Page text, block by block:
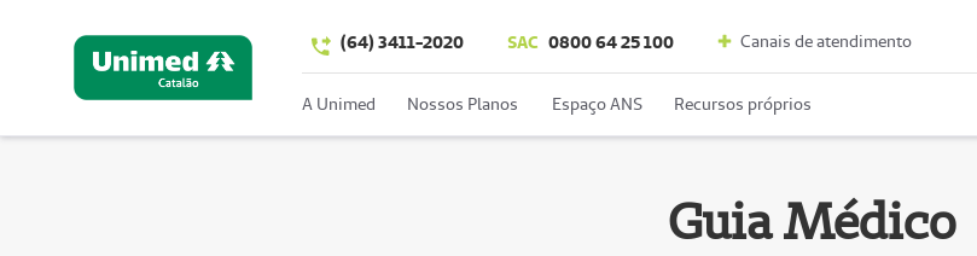
(64) 3411-2020 SAC 0800 64 25 100 Canais de atendimento
A Unimed Nossos Planos Espaço ANS Recursos próprios
Guia Médico